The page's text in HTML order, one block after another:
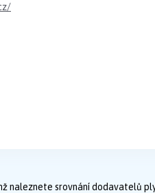
naleznete srovnání dodavatelů